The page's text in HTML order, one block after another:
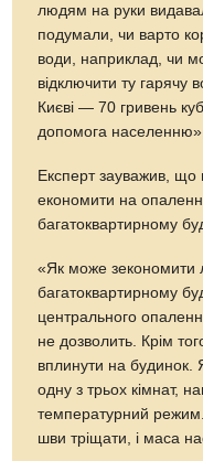
людям на руки
подумали, чи варто
води, наприклад, чи
відключити ту гарячу
Києві — 70 гривень
допомога населенню»,
Експерт зауважив, що
економити на
багатоквартирному
«Як може зекономити
багатоквартирному
центрального
не дозволить. Крім
вплинути на будинок.
одну з трьох кімнат,
температурний
шви тріщати, і маса